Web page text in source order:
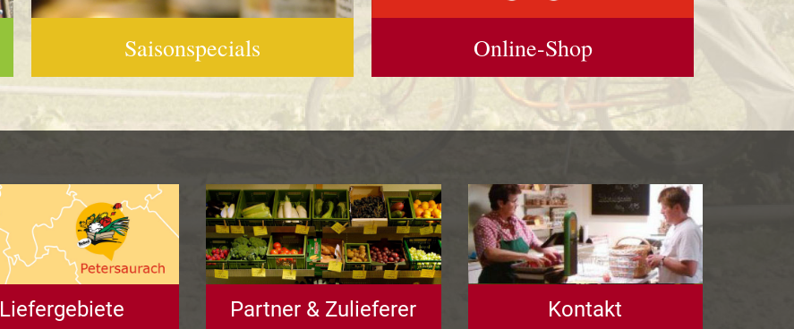
Saisonspecials Online-Shop
Liefergebiete Partner & Zulieferer Kontakt